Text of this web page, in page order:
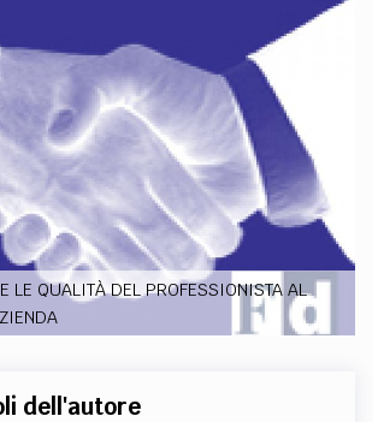
TEAM
COMITATO SCIENTIFICO AUTORI
PARTNER COLLABORA CON NOI
EXTRA
LIBRI PROCEEDINGS PUBBLICITÀ CONTATTI
SOCIAL MEDIA
LE QUALITÀ DEL PROFESSIONISTA AL
dell'autore